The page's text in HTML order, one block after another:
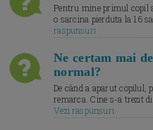
Pentru mine primul copil
o sarcina pierduta la 16
raspunsuri
Ne certam mai
normal?
De când a aparut copilul,
remarca. Cine s-a trezit
Vezi raspunsuri